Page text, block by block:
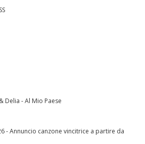
Delia - Al Mio Paese
- Annuncio canzone vincitrice a partire da